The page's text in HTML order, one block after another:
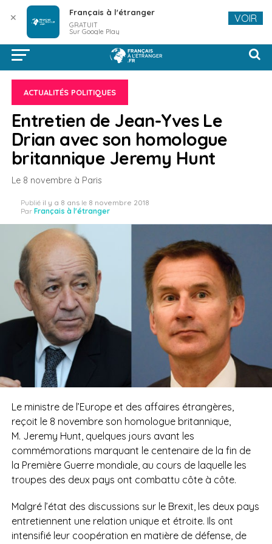
ACTUALITÉS POLITIQUES
Entretien de Jean-Yves Le
Drian avec son homologue
britannique Jeremy Hunt
Le 8 novembre à Paris
Publié il y a 8 ans le 8 novembre 2018
Par Français à l'étranger
Le ministre de l’Europe et des affaires étrangères,
reçoit le 8 novembre son homologue britannique,
M. Jeremy Hunt, quelques jours avant les
commémorations marquant le centenaire de la fin de
la Première Guerre mondiale, au cours de laquelle les
troupes des deux pays ont combattu côte à côte.
Malgré l’état des discussions sur le Brexit, les deux pays
entretiennent une relation unique et étroite. Ils ont
intensifié leur coopération en matière de défense, de
✕ Français à l'étranger
GRATUIT
Sur Google Play
VOIR